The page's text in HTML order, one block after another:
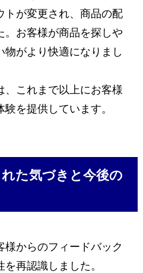
トが変更され、商品の配
。お客様が商品を探しや
がより快適になりまし
、これまで以上にお客様
を提供しています。
た気づきと今後の
様からのフィードバック
再認識しました。